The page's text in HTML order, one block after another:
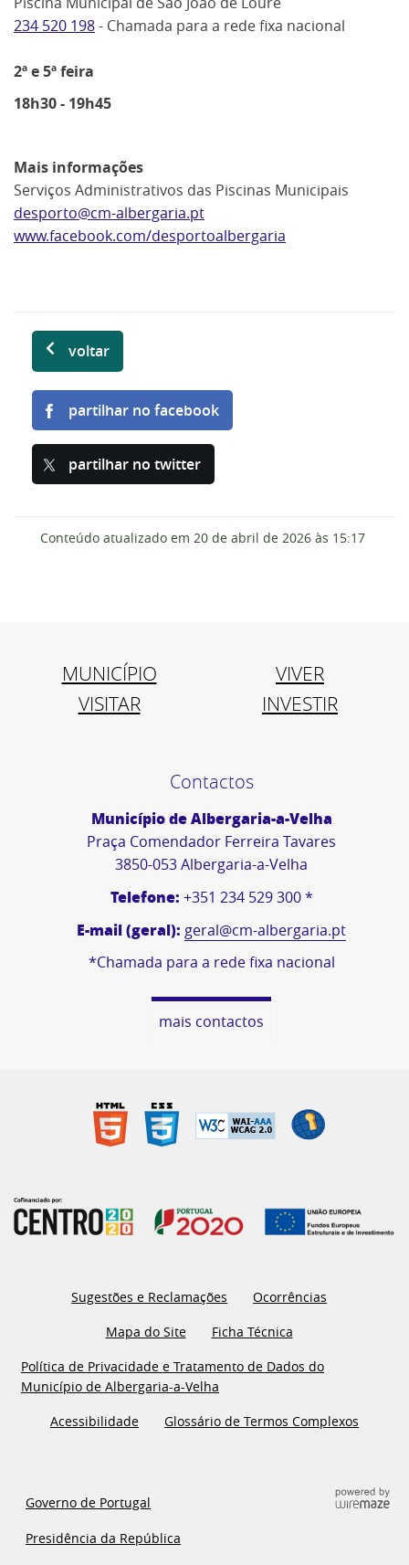
234 520 198- Chamada para a rede fixa nacional
2ª e 5ª feira
18h30 - 19h45
Mais informações
Serviços Administrativos das Piscinas Municipais
desporto@cm-albergaria.pt
www.facebook.com/desportoalbergaria
voltar
partilhar no facebook
partilhar no twitter
Conteúdo atualizado em 20 de abril de 2026 às 15:17
MUNICÍPIO
VIVER
VISITAR
INVESTIR
Contactos
Município de Albergaria-a-Velha
Praça Comendador Ferreira Tavares
3850-053 Albergaria-a-Velha
Telefone: +351 234 529 300 *
E-mail (geral): geral@cm-albergaria.pt
*Chamada para a rede fixa nacional
mais contactos
Sugestões e Reclamações
Ocorrências
Mapa do Site
Ficha Técnica
Política de Privacidade e Tratamento de Dados do
Município de Albergaria-a-Velha
Acessibilidade
Glossário de Termos Complexos
Governo de Portugal
Presidência da República